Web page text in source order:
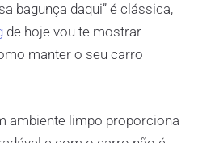
bagunça daqui” é clássica,
de hoje vou te mostrar
manter o seu carro
ambiente limpo proporciona